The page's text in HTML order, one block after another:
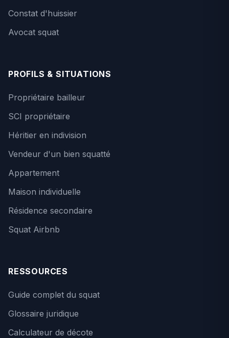
Constat d'huissier
Avocat squat
PROFILS & SITUATIONS
Propriétaire bailleur
SCI propriétaire
Héritier en indivision
Vendeur d'un bien squatté
Appartement
Maison individuelle
Résidence secondaire
Squat Airbnb
RESSOURCES
Guide complet du squat
Glossaire juridique
Calculateur de décote